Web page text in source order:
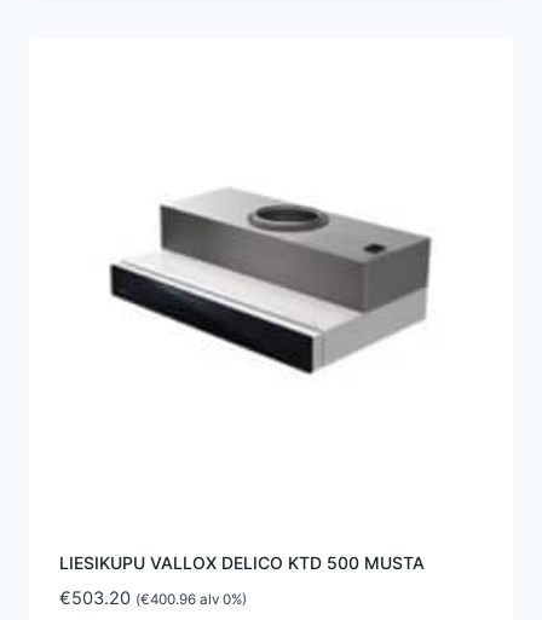
LIESIKUPU VALLOX DELICO KTD 500 MUSTA
€503.20 (€400.96alv 0%)